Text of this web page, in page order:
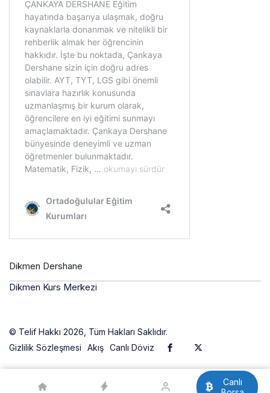
Dikmen Dershane
Dikmen Kurs Merkezi
© Telif Hakkı 2026, Tüm Hakları Saklıdır.
Gizlilik Sözleşmesi
Akış Canlı Döviz
Canlı